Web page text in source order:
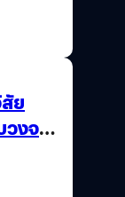
ย
วงจร